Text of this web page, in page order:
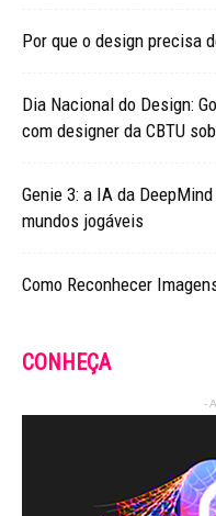
Por que o design precisa
Dia Nacional do Design:
com designer da CBTU
Genie 3: a IA da
mundos jogáveis
Como Reconhecer
CONHEÇA
-